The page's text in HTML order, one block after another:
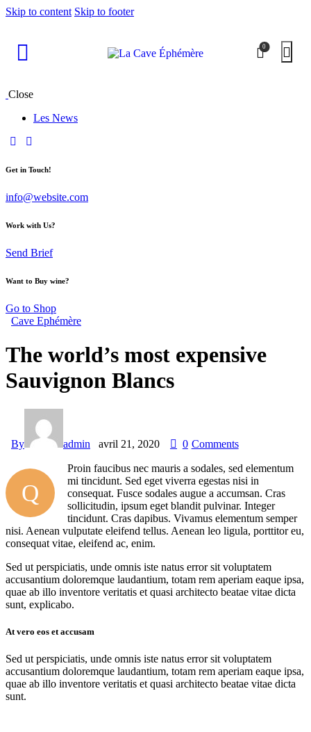
Skip to content Skip to footer
0
Close
Les News
Get in Touch!
info@website.com
Work with Us?
Send Brief
Want to Buy wine?
Go to Shop
Cave Ephémère
The world’s most expensive
Sauvignon Blancs
By admin avril 21, 2020 0 Comments
Q
Proin faucibus nec mauris a sodales, sed elementum
mi tincidunt. Sed eget viverra egestas nisi in
consequat. Fusce sodales augue a accumsan. Cras
sollicitudin, ipsum eget blandit pulvinar. Integer
tincidunt. Cras dapibus. Vivamus elementum semper
nisi. Aenean vulputate eleifend tellus. Aenean leo ligula, porttitor eu,
consequat vitae, eleifend ac, enim.
Sed ut perspiciatis, unde omnis iste natus error sit voluptatem
accusantium doloremque laudantium, totam rem aperiam eaque ipsa,
quae ab illo inventore veritatis et quasi architecto beatae vitae dicta
sunt, explicabo.
At vero eos et accusam
Sed ut perspiciatis, unde omnis iste natus error sit voluptatem
accusantium doloremque laudantium, totam rem aperiam eaque ipsa,
quae ab illo inventore veritatis et quasi architecto beatae vitae dicta
sunt.